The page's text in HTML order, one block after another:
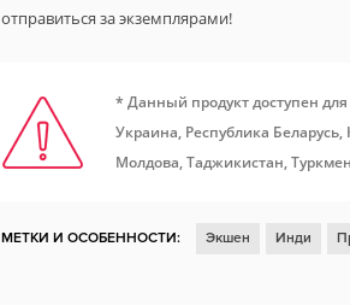
отправиться за экземплярами!
* Данный продукт доступен
Украина, Республика
Молдова, Таджикистан,
МЕТКИ И ОСОБЕННОСТИ: Экшен Инди